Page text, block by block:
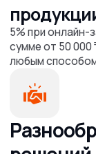
Не
на ваш
удовольствием
Задать вопрос